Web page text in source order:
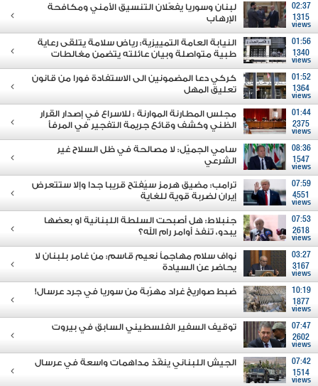
02:37
1315
views
لبنان وسوريا يفعّلان التنسيق الأمني ومكافحة
الإرهاب
01:56
1340
views
النيابة العامة التمييزية: رياض سلامة يتلقى رعاية
طبية متواصلة وبيان عائلته يتضمن مغالطات
01:52
1364
views
كركي دعا المضمونين الى الاستفادة فورا من قانون
تعليق المهل
01:44
2375
views
مجلس المطارنة الموارنة : للاسراع في إصدار القرار
الظني وكشف وقائع جريمة التفجير في المرفأ
08:36
1547
views
سامي الجميّل: لا مصالحة في ظل السلاح غير
الشرعي
07:59
4551
views
ترامب: مضيق هرمز سيُفتح قريبا جدا وإلا ستتعرض
إيران لضربة قوية للغاية
07:53
2618
views
جنبلاط: هل أصبحت السلطة اللبنانية او بعضها
يبدو، تنفذ أوامر رام الله؟
03:27
3167
views
نواف سلام مهاجماً نعيم قاسم: من غامر بلبنان لا
يحاضر عن السيادة
10:19
1877
views
ضبط صواريخ غراد مهرّبة من سوريا في جرد عرسال!
07:47
2602
views
توقيف السفير الفلسطيني السابق في بيروت
07:42
1514
views
الجيش اللبناني ينفّذ مداهمات واسعة في عرسال